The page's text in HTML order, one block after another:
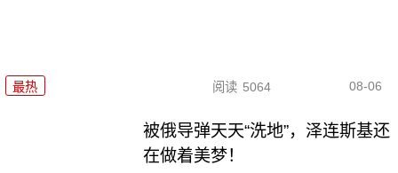
最热 阅读 5064 08-06
被俄导弹天天“洗地”，泽连斯基还
在做着美梦！